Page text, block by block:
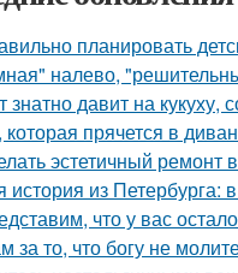
планировать
налево,
знатно давит на кукуху,
прячется в
эстетичный ремонт
история из
что у вас
за то, что богу не